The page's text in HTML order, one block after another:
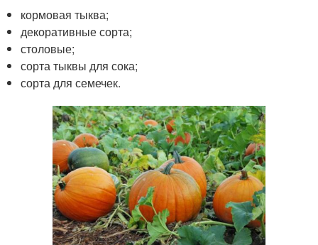
кормовая тыква;
декоративные сорта;
столовые;
сорта тыквы для сока;
сорта для семечек.